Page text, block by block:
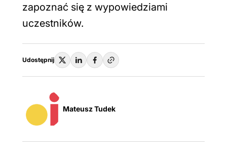
zapoznać się z wypowiedziami
uczestników.
Udostępnij
Mateusz Tudek